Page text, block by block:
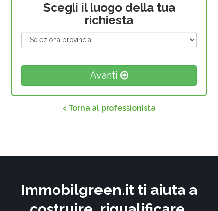
Scegli il luogo della tua
richiesta
Avanti
< Torna al professionista
Immobilgreen.it ti aiuta a